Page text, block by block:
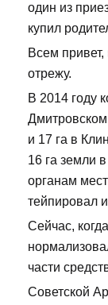
один из
купил
Всем
отрежу.
В 2014 году
и 17 га в
16 га земли
органам
тейпировал
Сейчас,
части
Советской